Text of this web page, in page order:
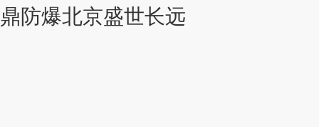
鼎防爆北京盛世长远